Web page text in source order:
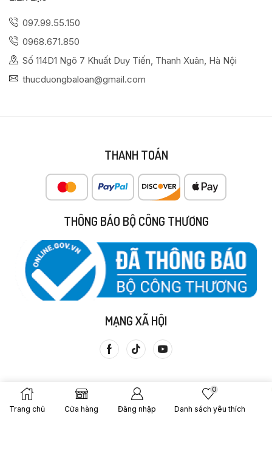
Trang chủ Cửa hàng Đăng nhập
0
Danh sách yêu thích
097.99.55.150
0968.671.850
Số 114D1 Ngõ 7 Khuất Duy Tiến, Thanh Xuân, Hà Nội
thucduongbaloan@gmail.com
THANH TOÁN
THÔNG BÁO BỘ CÔNG THƯƠNG
MẠNG XÃ HỘI
Copyright © 2013 Cửa Hàng Thực Dưỡng Bà Loan. Được Tạo